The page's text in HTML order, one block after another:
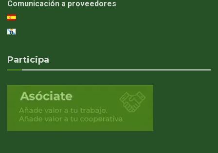
Comunicación a proveedores
Participa